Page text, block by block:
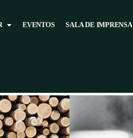
EVENTOS SALA DE IMPRENSA